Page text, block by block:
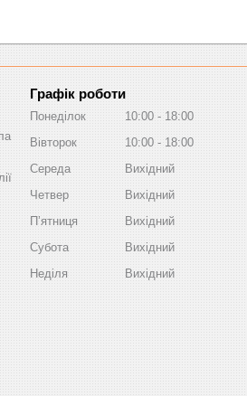
Графік роботи
Понеділок 10:00
18:00
Вівторок
10:00
18:00
Середа
Вихідний
Четвер
Вихідний
Пʼятниця
Вихідний
Субота
Вихідний
Неділя
Вихідний